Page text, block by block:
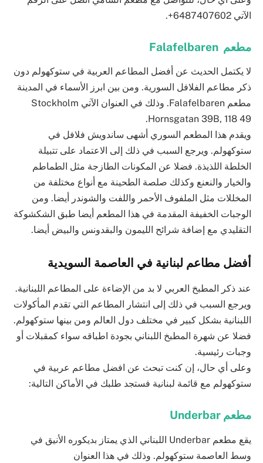
اﻵتي 6487407602+.
مطعم Falafelbaren
لا يكتمل الحديث عن أفضل المطاعم العربية في ستوكهولم دون
ذكر مطاعم الفلافل السورية. ومن بين ابرز الأسماء في المدينة
مطعم Falafelbaren. وذلك في ﺍﻟﻌﻨﻮﺍﻥ الآتي Stockholm
Hornsgatan 39B, 118 49.
ويقدم هذا المطعم السوري أشهى ساندويش فلافل في
ستوكهولم. ويرجع السبب في ذلك إلى الاعتماد على تتبيلة
الخلطة اللذيذة. فضلا عن المكونات الطازجة مثل الطماطم
والخيار والنعنع وكذلك صلصة الطحينة مع أنواع مختلفة من
المخللات مثل الملفوف الأحمر واللفت والشوندر أيضا. ومن
الوجبات الخفيفة المقدمة في هذا المطعم أيضا طبق الشكشوكة
التقليدي مع إضافة شرائح الليمون والبقدونس والبيض أيضا.
أفضل مطاعم لبنانية في العاصمة السويدية
عند ذكر المطبخ العربي لا بد من الإضاءة على المطاعم اللبنانية.
ويرجع السبب في ذلك إلى انتشار المطاعم التي تقدم المأكولات
اللبنانية بشكل كبير في مختلف دول العالم ومن بينها ستوكهولم.
فضلا عن شهرة المطبخ اللبناني بجودة اطباقه سواء كمقبلات أو
وجبات رئيسية.
وعلى أي حال، إن كنت تبحث عن افضل مطاعم عربية في
ستوكهولم مع قائمة لبنانية فستجد طلبك في الأماكن التالية:
مطعم Underbar
يقع مطعم Underbar اللبناني الذي يمتاز بديكوره الأنيق في
وسط العاصمة ستوكهولم. وذلك في هذا العنوان